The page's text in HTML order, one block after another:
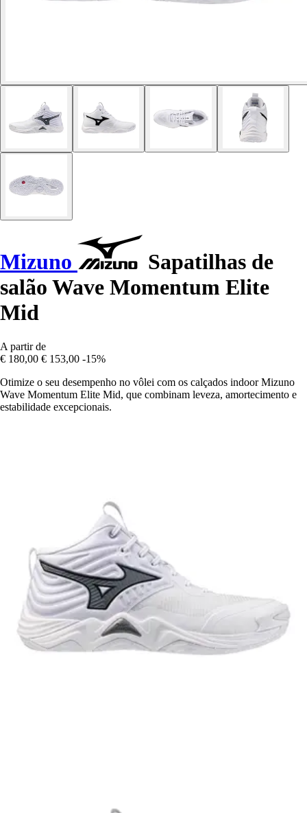
Mizuno
Sapatilhas de
salão Wave Momentum Elite
Mid
A partir de
€ 180,00 € 153,00 -15%
Otimize o seu desempenho no vôlei com os calçados indoor Mizuno
Wave Momentum Elite Mid, que combinam leveza, amortecimento e
estabilidade excepcionais.